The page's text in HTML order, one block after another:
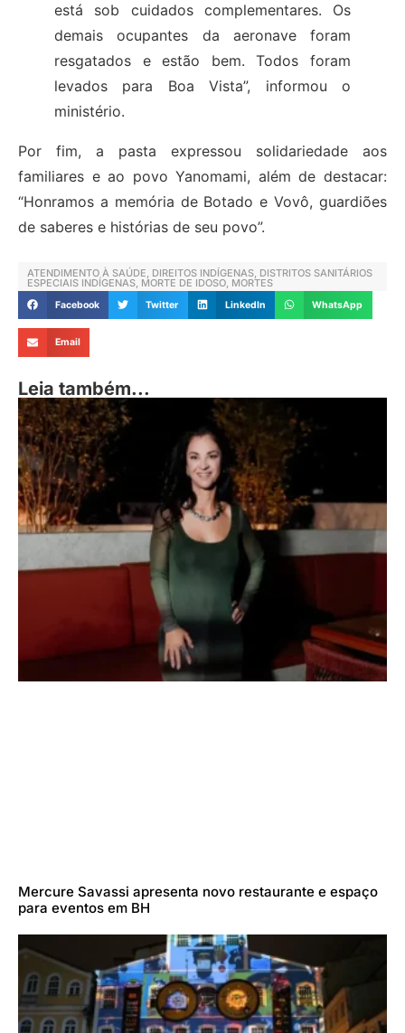
está sob cuidados complementares. Os
demais ocupantes da aeronave foram
resgatados e estão bem. Todos foram
levados para Boa Vista”, informou o
ministério.
Por fim, a pasta expressou solidariedade aos
familiares e ao povo Yanomami, além de destacar:
“Honramos a memória de Botado e Vovô, guardiões
de saberes e histórias de seu povo”.
ATENDIMENTO À SAÚDE DIREITOS INDÍGENAS DISTRITOS SANITÁRIOS
ESPECIAIS INDÍGENAS MORTE DE IDOSO MORTES
Facebook Twitter LinkedIn WhatsApp
Email
Leia também...
Mercure Savassi apresenta novo restaurante e espaço
para eventos em BH